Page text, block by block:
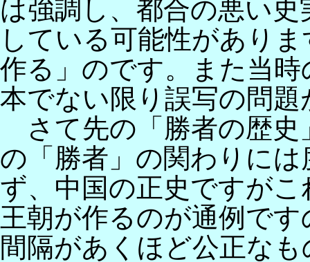
は強調し、都合の悪い
している可能性があり
作る」のです。また当
本でない限り誤写の問
さて先の「勝者の歴史
の「勝者」の関わりに
ず、中国の正史ですが
王朝が作るのが通例で
間隔があくほど公正な